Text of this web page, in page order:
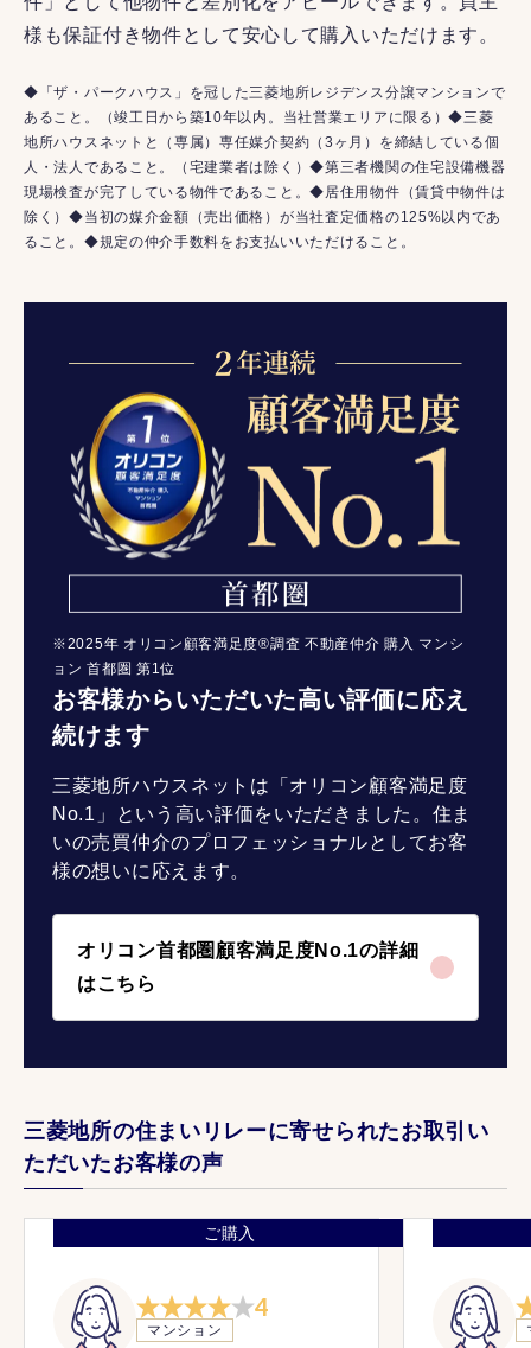
様も保証付き物件として安心して購入いただけます。
◆「ザ・パークハウス」を冠した三菱地所レジデンス分譲マンションで
あること。（竣工日から築10年以内。当社営業エリアに限る）◆三菱
地所ハウスネットと（専属）専任媒介契約（3ヶ月）を締結している個
人・法人であること。（宅建業者は除く）◆第三者機関の住宅設備機器
現場検査が完了している物件であること。◆居住用物件（賃貸中物件は
除く）◆当初の媒介金額（売出価格）が当社査定価格の125%以内であ
ること。◆規定の仲介手数料をお支払いいただけること。
お客様からいただいた高い評価に応え
続けます
三菱地所ハウスネットは「オリコン顧客満足度
No.1」という高い評価をいただきました。住ま
いの売買仲介のプロフェッショナルとしてお客
様の想いに応えます。
オリコン首都圏顧客満足度No.1の詳細
はこちら
※2025年 オリコン顧客満足度®調査 不動産仲介 購入 マンシ
ョン 首都圏 第1位
三菱地所の住まいリレーに寄せられたお取引い
ただいたお客様の声
ご購入
4
マンション